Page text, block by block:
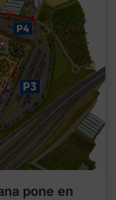
pone en